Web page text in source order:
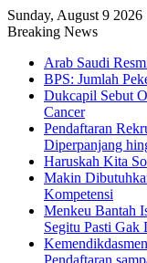
Sunday, August 9 2026
Breaking News
Arab Saudi
BPS: Jumlah
Dukcapil Sebut
Cancer
Pendaftaran
Diperpanjang
Haruskah Kita
Makin
Kompetensi
Menkeu Bantah
Segitu Pasti Gak
Pendaftaran